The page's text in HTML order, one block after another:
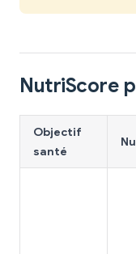
NutriScore
Objectif
santé